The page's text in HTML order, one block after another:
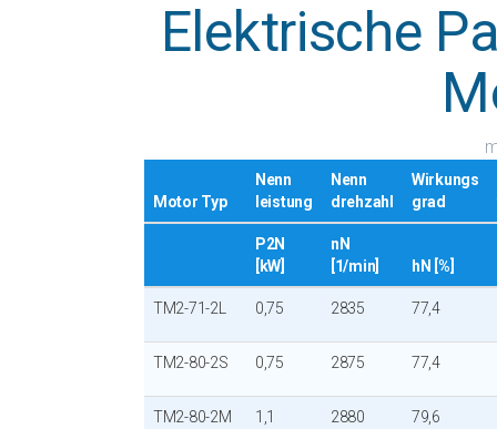
Elektrische
Motor Typ
Nenn
leistung
Nenn
drehzahl
Wirkungs
grad
P2N
[kW]
nN
[1/min]
hN [%]
TM2-71-2L 0,75 2835 77,4
TM2-80-2S 0,75 2875 77,4
TM2-80-2M 1,1 2880 79,6